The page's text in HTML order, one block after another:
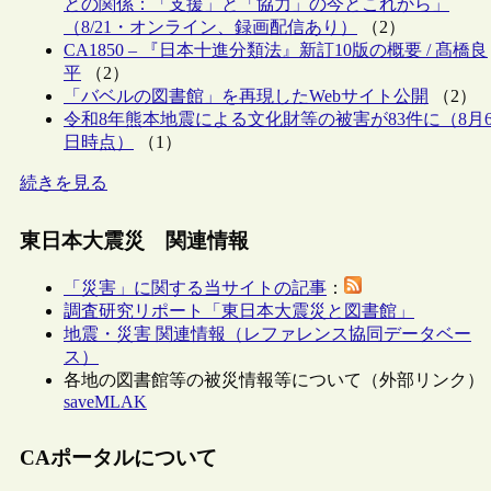
との関係：「支援」と「協力」の今とこれから」
（8/21・オンライン、録画配信あり）
（2）
CA1850 – 『日本十進分類法』新訂10版の概要 / 髙橋良
平 （2）
「バベルの図書館」を再現したWebサイト公開
（2）
令和8年熊本地震による文化財等の被害が83件に（8月
日時点）
（1）
続きを見る
東日本大震災 関連情報
「災害」に関する当サイトの記事 ：
調査研究リポート「東日本大震災と図書館」
地震・災害 関連情報（レファレンス協同データベー
ス）
各地の図書館等の被災情報等について（外部リンク）
saveMLAK
CAポータルについて